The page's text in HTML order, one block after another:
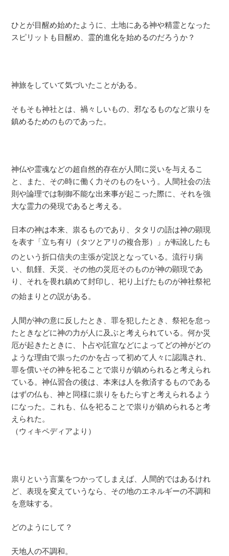
ひとが目醒め始めたように、土地にある神や精霊となった
スピリットも目醒め、霊的進化を始めるのだろうか？
神旅をしていて気づいたことがある。
そもそも神社とは、禍々しいもの、邪なるものなど祟りを
鎮めるためのものであった。
神仏や霊魂などの超自然的存在が人間に災いを与えるこ
と、また、その時に働く力そのものをいう。人間社会の法
則や論理では制御不能な出来事が起こった際に、それを強
大な霊力の発現であると考える。
日本の神は本来、祟るものであり、タタリの語は神の顕現
を表す「立ち有り（タツとアリの複合形）」が転訛したも
のという折口信夫の主張が定説となっている 。流行り病
い、飢饉、天災、その他の災厄そのものが神の顕現であ
り、それを畏れ鎮めて封印し、祀り上げたものが神社祭祀
の始まりとの説がある 。
人間が神の意に反したとき、罪を犯したとき、祭祀を怠っ
たときなどに神の力が人に及ぶと考えられている。何か災
厄が起きたときに、卜占や託宣などによってどの神がどの
ような理由で祟ったのかを占って初めて人々に認識され、
罪を償いその神を祀ることで祟りが鎮められると考えられ
ている。神仏習合の後は、本来は人を救済するものである
はずの仏も、神と同様に祟りをもたらすと考えられるよう
になった。これも、仏を祀ることで祟りが鎮められると考
えられた。
（ウィキペディアより）
祟りという言葉をつかってしまえば、人間的ではあるけれ
ど、表現を変えていうなら、その地のエネルギーの不調和
を意味する。
どのようにして？
天地人の不調和。